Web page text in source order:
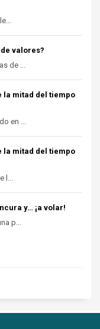
valores?
de ...
la mitad del tiempo
en ...
la mitad del tiempo
y… ¡a volar!
p...